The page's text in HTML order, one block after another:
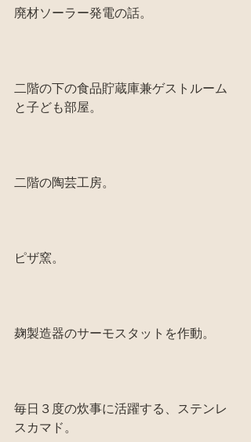
廃材ソーラー発電の話。
二階の下の食品貯蔵庫兼ゲストルーム
と子ども部屋。
二階の陶芸工房。
ピザ窯。
麹製造器のサーモスタットを作動。
毎日３度の炊事に活躍する、ステンレ
スカマド。